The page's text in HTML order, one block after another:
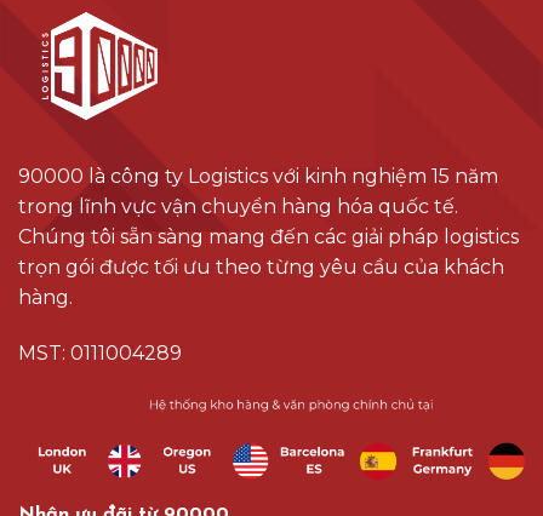
90000 là công ty Logistics với kinh nghiệm 15 năm
trong lĩnh vực vận chuyển hàng hóa quốc tế.
Chúng tôi sẵn sàng mang đến các giải pháp logistics
trọn gói được tối ưu theo từng yêu cầu của khách
hàng.
MST: 0111004289